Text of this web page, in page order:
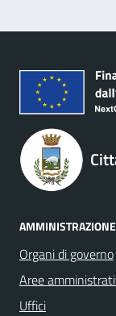
AMMINISTRAZIONE
Organi di governo
Aree
Uffici